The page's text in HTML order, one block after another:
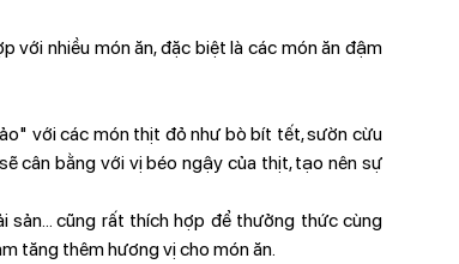
với nhiều món ăn, đặc biệt là các món ăn đậm
với các món thịt đỏ như bò bít tết, sườn cừu
cân bằng với vị béo ngậy của thịt, tạo nên sự
cũng rất thích hợp để thưởng thức cùng
tăng thêm hương vị cho món ăn.